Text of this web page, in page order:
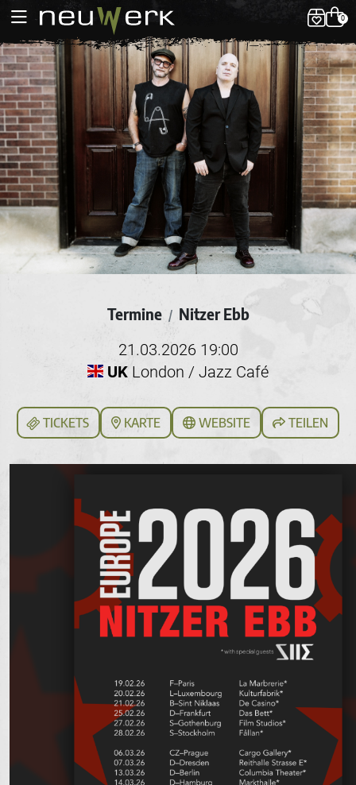
0
Termine / Nitzer Ebb
21.03.2026 19:00
UKLondon / Jazz Café
TICKETS KARTE WEBSITE TEILEN